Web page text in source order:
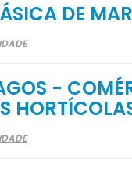
DE
-